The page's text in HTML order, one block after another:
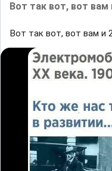
Вот так вот, вот вам
Вот так вот, вот вам и